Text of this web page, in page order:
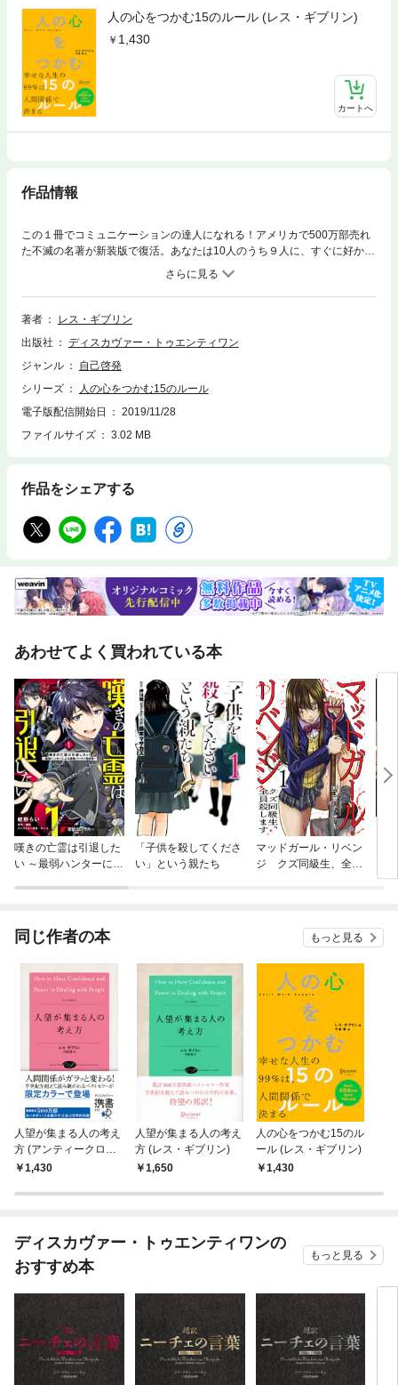
人の心をつかむ15のルール (レス・ギブリン)
1,430
カートへ
作品情報
この１冊でコミュニケーションの達人になれる！アメリカで500万部売れ
た不滅の名著が新装版で復活。あなたは10人のうち９人に、すぐに好かれ
ることができる。その秘訣は、「すべての人にとって、この世で最も興味
深いテーマは“自分”である」という真理を知ることからはじまる。本書で
は、そのことを前提として、人の心をつかむための15のルールを具体的に
紹介する。誰でもできるが、多くの人が見落としている行動指針である。
は、「目の前の相手」について話すことが最も効果的◎ほとんどの人は、
期待されると躊躇したり裏切ったりしない◎相手をほめるのではなく、相
感謝を明確な表現で伝えることは、生涯にわたって大きな資産となるet
c……これらの技術は、仕事、プライベートを問わず、すべての人間関係
に効果を発揮することを約束しよう。本書を通して人の心をつかみ、良い
人間関係を築けば、幸せな人生の扉を開いてほしい。
著者
レス・ギブリン
出版社
ディスカヴァー・トゥエンティワン
ジャンル
自己啓発
シリーズ
人の心をつかむ15のルール
電子版配信開始日
2019/11/28
ファイルサイズ
3.02 MB
作品をシェアする
あわせてよく買われている本
嘆きの亡霊は引退した
い ～最弱ハンターによ
「子供を殺してくださ
い」という親たち
マッドガール・リベン
ジ クズ同級生、全員
同じ作者の本 もっと見る
人望が集まる人の考え
方 (アンティークロー
ズ)1,430
人望が集まる人の考え
方 (レス・ギブリン)
1,650
人の心をつかむ15のル
ール (レス・ギブリン)
1,430
ディスカヴァー・トゥエンティワンの
おすすめ本
もっと見る